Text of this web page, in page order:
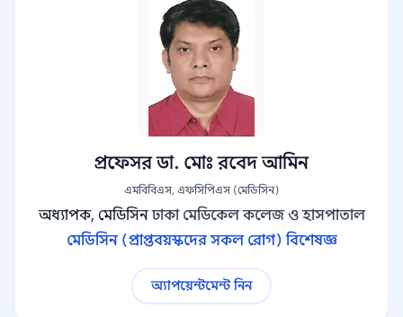
প্রফেসর ডা. মোঃ রবেদ আমিন
এমবিবিএস, এফসিপিএস (মেডিসিন)
অধ্যাপক, মেডিসিন ঢাকা মেডিকেল কলেজ ও হাসপাতাল
মেডিসিন (প্রাপ্তবয়স্কদের সকল রোগ) বিশেষজ্ঞ
অ্যাপয়েন্টমেন্ট নিন